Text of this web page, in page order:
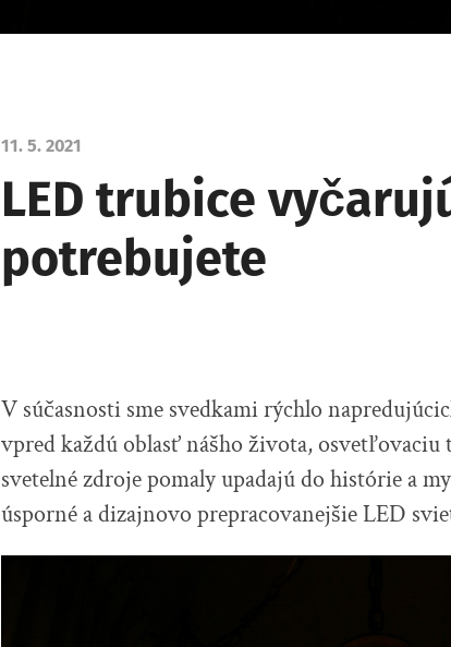
11. 5. 2021
LED trubice
potrebujete
V súčasnosti sme svedkami rýchlo
vpred každú oblasť nášho života,
svetelné zdroje pomaly upadajú do histórie a
úsporné a dizajnovo prepracovanejšie LED